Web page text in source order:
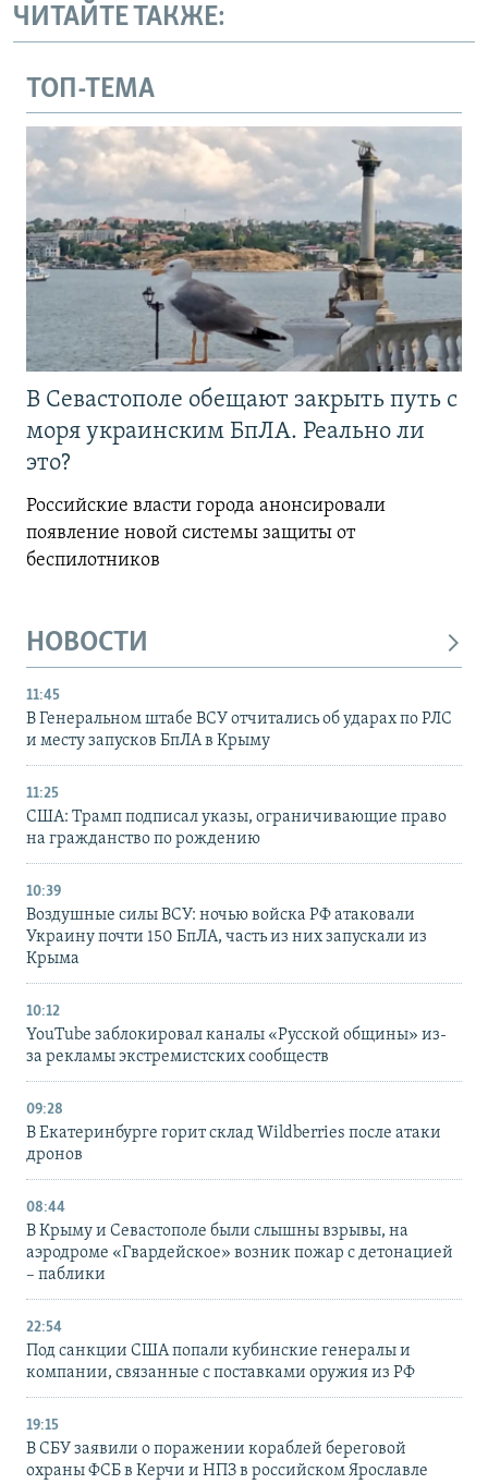
ЧИТАЙТЕ ТАКЖЕ:
ТОП-ТЕМА
В Севастополе обещают закрыть путь с
моря украинским БпЛА. Реально ли
это?
Российские власти города анонсировали
появление новой системы защиты от
беспилотников
НОВОСТИ
11:45
В Генеральном штабе ВСУ отчитались об ударах по РЛС
и месту запусков БпЛА в Крыму
11:25
США: Трамп подписал указы, ограничивающие право
на гражданство по рождению
10:39
Воздушные силы ВСУ: ночью войска РФ атаковали
Украину почти 150 БпЛА, часть из них запускали из
Крыма
10:12
YouTube заблокировал каналы «Русской общины» из-
за рекламы экстремистских сообществ
09:28
В Екатеринбурге горит склад Wildberries после атаки
дронов
08:44
В Крыму и Севастополе были слышны взрывы, на
аэродроме «Гвардейское» возник пожар с детонацией
– паблики
22:54
Под санкции США попали кубинские генералы и
компании, связанные с поставками оружия из РФ
19:15
В СБУ заявили о поражении кораблей береговой
охраны ФСБ в Керчи и НПЗ в российском Ярославле